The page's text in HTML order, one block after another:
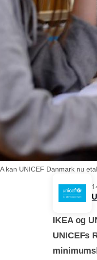
kan UNICEF Danmark nu
IKEA og
UNICEFs